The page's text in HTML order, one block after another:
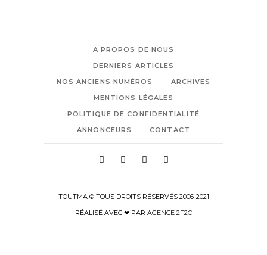
A PROPOS DE NOUS
DERNIERS ARTICLES
NOS ANCIENS NUMÉROS
ARCHIVES
MENTIONS LÉGALES
POLITIQUE DE CONFIDENTIALITÉ
ANNONCEURS
CONTACT
TOUTMA © TOUS DROITS RÉSERVÉS 2006-2021
RÉALISÉ AVEC ❤ PAR AGENCE 2F2C